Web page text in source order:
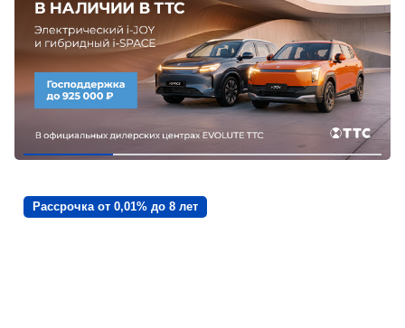
Рассрочка от 0,01% до 8 лет